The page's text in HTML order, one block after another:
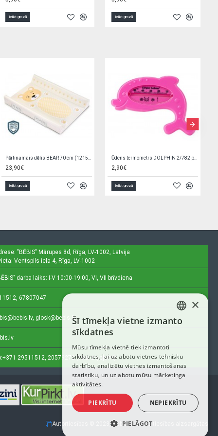
Ielikt grozā Ielikt grozā
Zeķes ar gumijas zoli CAT OBO-0175
6,00€
Ielikt grozā
Podiņš muzikālais ECO DINO light blue PO-056-135
5,90€
Ielikt grozā
"BĒBIS" Mārupes 8d, Rīga, LV-1002, Latvija
Ventspils iela 4, Rīga, LV-1002
darba laiks: I-V 10:00-19:00, VI, VII brīvdiena
67807047
glosk@bebis.lv
+371 29511512, 20579272 (tikai ziņojumi)
Autortiesības © 2023, Bebis.lv, Visas tiesības aizsargātas
LATVIAN
ENGLISH
×
Šī tīmekļa vietne izmanto
sīkdatnes
Mūsu tīmekļa vietnē tiek izmantoti
sīkdatnes, lai uzlabotu vietnes tehnisku
darbību, analizētu vietnes izmantošanas
statistiku, un uzlabotu mūsu mārketinga
aktivitātes.
PIEKRĪTU NEPIEKRĪTU
PIELĀGOT